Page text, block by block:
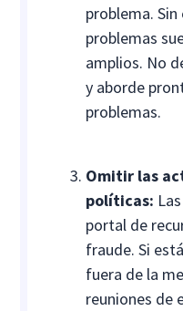
problema.
problemas
amplios. No
y aborde
problemas.
Omitir las
políticas:
portal de
fraude. Si
fuera de la
reuniones de